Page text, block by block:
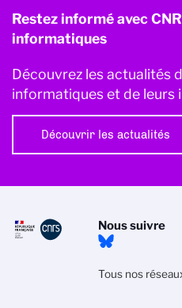
Restez informé avec
informatiques
Découvrez les actualités
informatiques et de leurs
Découvrir les actualités
Nous suivre
Tous nos